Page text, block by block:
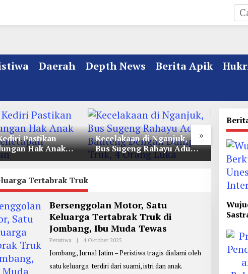
Daerah Depth News Berita Apik
»
Pastikan
Hak Anak
Kecelakaan di Nganjuk,
Bus Sugeng Rahayu Adu
Banteng Dengan Dump
di
Tertabrak Truk
Bersenggolan Motor, Satu
Keluarga Tertabrak Truk di
Jombang, Ibu Muda Tewas
Peristiwa | 4 Oktober 2025
E
R
Jombang, Jurnal Jatim – Peristiwa tragis dialami oleh
satu keluarga terdiri dari suami, istri dan anak.